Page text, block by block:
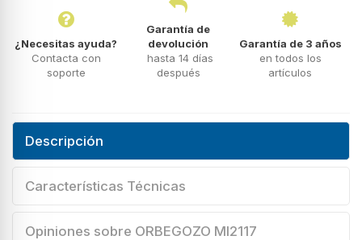
¿Necesitas ayuda?
Contacta con
soporte
Garantía de
devolución
hasta 14 días
después
Garantía de 3 años
en todos los
artículos
Descripción
Características Técnicas
Opiniones sobre ORBEGOZO MI2117